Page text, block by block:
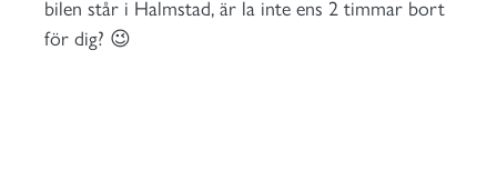
bilen står i Halmstad, är la inte ens 2 timmar bort
för dig? 😉